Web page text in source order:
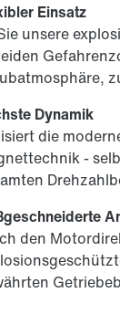
Einsatz
unsere
Dynamik
die
-
den